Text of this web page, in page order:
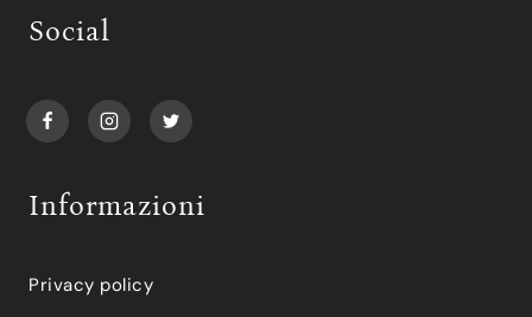
Social
Informazioni
Privacy policy